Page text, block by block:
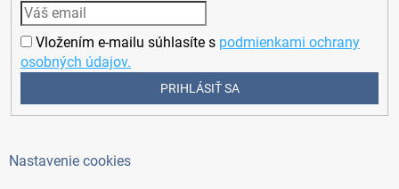
Vložením e-mailu súhlasíte s podmienkami ochrany
osobných údajov.
PRIHLÁSIŤ SA
Nastavenie cookies